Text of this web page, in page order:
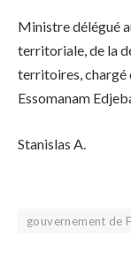
Ministre délégué
territoriale, de la
territoires, chargé
Essomanam
Stanislas A.
gouvernement de